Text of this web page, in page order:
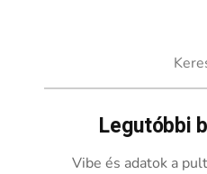
Legutóbbi
Vibe és adatok a